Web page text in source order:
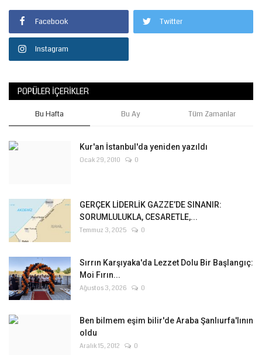
Facebook Twitter
Instagram
POPÜLER İÇERIKLER
Bu Hafta Bu Ay Tüm Zamanlar
Kur'an İstanbul'da yeniden yazıldı
Ocak 29, 2010 0
GERÇEK LİDERLİK GAZZE’DE SINANIR:
SORUMLULUKLA, CESARETLE,...
Temmuz 3, 2025 0
Sırrın Karşıyaka'da Lezzet Dolu Bir Başlangıç:
Moi Fırın...
Ağustos 3, 2026 0
Ben bilmem eşim bilir'de Araba Şanlıurfa'lının
oldu
Aralık 15, 2012 0